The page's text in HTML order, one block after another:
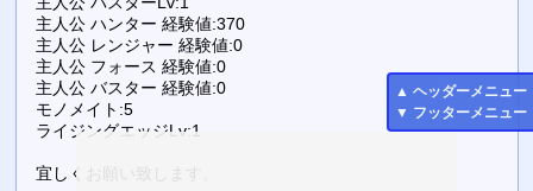
▲ ヘッダーメニュー
▼ フッターメニュー
主人公 ハンター 経験値:370
主人公 レンジャー 経験値:0
主人公 フォース 経験値:0
主人公 バスター 経験値:0
モノメイト:5
ライジングエッジLv:1
宜しくお願い致します。